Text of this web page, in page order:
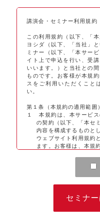
講演会・セミナー利用規約
この利用規約（以下、「
ヨシダ（以下、「当社」
ミナー（以下、「本サー
イト上で申込を行い、受
いいます。）と当社との
ものです。お客様が本規
スをご利用いただくこと
い。
第１条（本規約の適用範囲）
１ 本規約は、本サービス
の契約（以下、「本セ
内容を構成するものと
ウェブサイト利用規約
ます。お客様は、本規
２ 本規約の対象となる本
G-PLUS会員サービス
る講演会・セミナー
お、G-PLUS会員サー
係者およびそれ以外の
セミナ